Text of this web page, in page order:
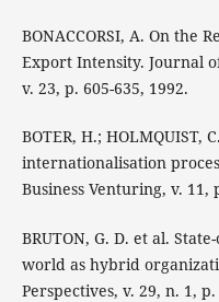
BONACCORSI, A. On the
Export Intensity. Journal
v. 23, p. 605-635, 1992.
BOTER, H.;
internationalisation
Business Venturing, v. 11,
BRUTON, G. D. et al.
world as hybrid
Perspectives, v. 29, n. 1, p.